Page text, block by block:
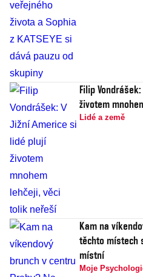
Filip
životem
Lidé a země
Kam na
těchto místech
místní
Moje